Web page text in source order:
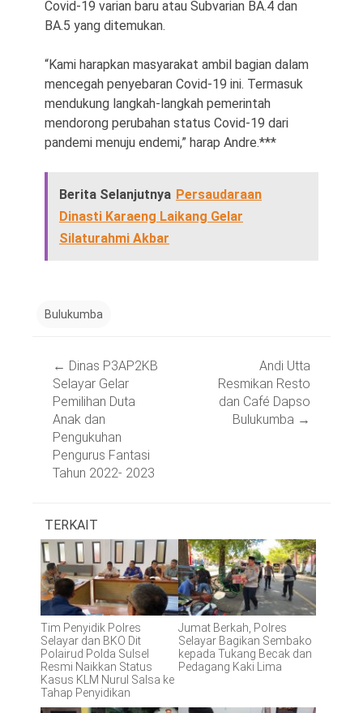
Covid-19 varian baru atau Subvarian BA.4 dan
BA.5 yang ditemukan.
“Kami harapkan masyarakat ambil bagian dalam
mencegah penyebaran Covid-19 ini. Termasuk
mendukung langkah-langkah pemerintah
mendorong perubahan status Covid-19 dari
pandemi menuju endemi,” harap Andre.***
Berita Selanjutnya Persaudaraan
Dinasti Karaeng Laikang Gelar
Silaturahmi Akbar
Bulukumba
navigation
← Dinas P3AP2KB
Selayar Gelar
Pemilihan Duta
Anak dan
Pengukuhan
Pengurus Fantasi
Tahun 2022- 2023
Andi Utta
Resmikan Resto
dan Café Dapso
Bulukumba →
TERKAIT
Tim Penyidik Polres
Selayar dan BKO Dit
Polairud Polda Sulsel
Resmi Naikkan Status
Kasus KLM Nurul Salsa ke
Tahap Penyidikan
Jumat Berkah, Polres
Selayar Bagikan Sembako
kepada Tukang Becak dan
Pedagang Kaki Lima